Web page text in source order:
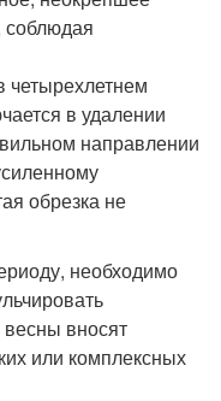
соблюдая
четырехлетнем
в удалении
направлении
обрезка не
необходимо
вносят
или комплексных